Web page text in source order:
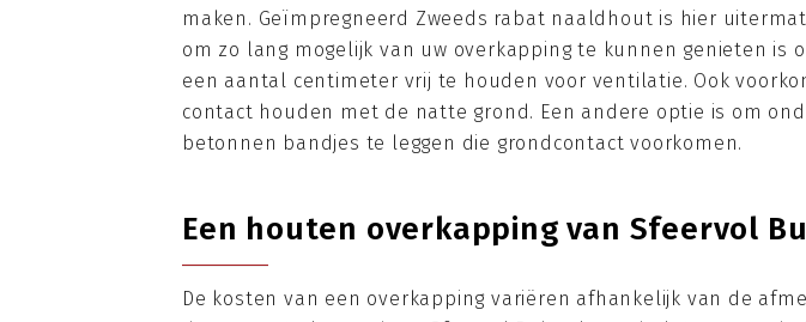
maken. Geïmpregneerd Zweeds rabat naaldhout is hier
om zo lang mogelijk van uw overkapping te kunnen genieten is
een aantal centimeter vrij te houden voor ventilatie. Ook
contact houden met de natte grond. Een andere optie is om
betonnen bandjes te leggen die grondcontact voorkomen.
Een houten overkapping van Sfeervol
De kosten van een overkapping variëren afhankelijk van de